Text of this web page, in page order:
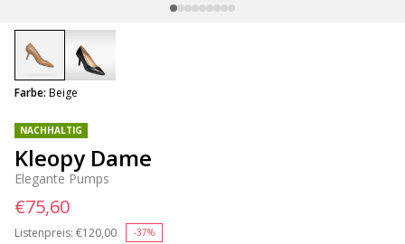
NACHHALTIG
Kleopy Dame
Elegante Pumps
Listenpreis: Price reduced from
€120,00 -37%
€75,60
Farbe: Beige
selected